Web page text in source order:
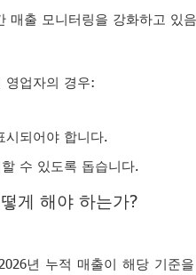
매출 모니터링을 강화하고 있
영업자의 경우:
시되어야 합니다.
수 있도록 돕습니다.
게 해야 하는가?
년 누적 매출이 해당 기준